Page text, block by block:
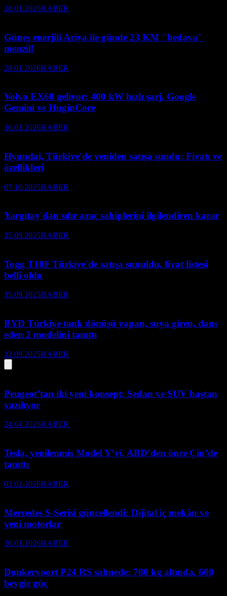
28.01.2026HABER
Güneş enerjili Ariya ile günde 23 KM "bedava"
menzil!
28.01.2026HABER
Volvo EX60 geliyor: 400 kW hızlı şarj, Google
Gemini ve HuginCore
16.01.2026HABER
Hyundai, Türkiye'de yeniden satışa sundu: Fiyatı ve
özellikleri
07.10.2025HABER
Yargıtay'dan sıfır araç sahiplerini ilgilendiren karar
15.09.2025HABER
Togg T10F Türkiye'de satışa sunuldu, fiyat listesi
belli oldu
15.09.2025HABER
BYD Türkiye tank dönüşü yapan, suya giren, dans
eden 2 modelini tanıttı
12.09.2025HABER
Peugeot’tan iki yeni konsept: Sedan ve SUV baştan
yazılıyor
24.04.2026HABER
Tesla, yenilenmiş Model Y’yi, ABD’den önce Çin’de
tanıttı
03.02.2026HABER
Mercedes S-Serisi güncellendi: Dijital iç mekân ve
yeni motorlar
30.01.2026HABER
Donkervoort P24 RS sahnede: 780 kg altında, 600
beygir güç